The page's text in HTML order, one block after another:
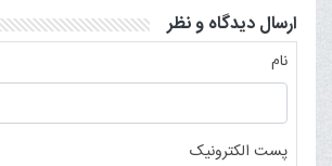
ارسال دیدگاه و نظر
نام
پست الکترونیک